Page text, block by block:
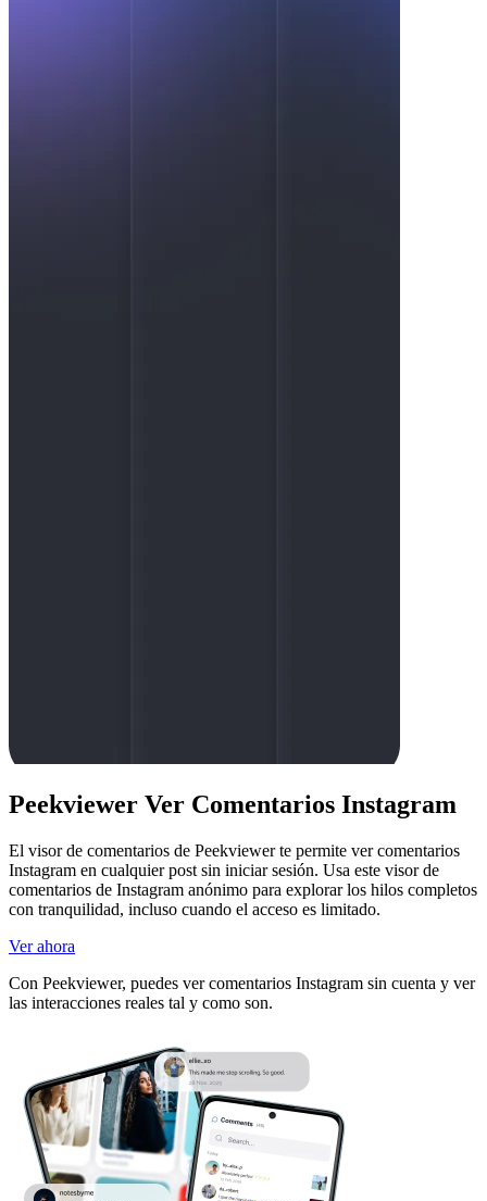
Peekviewer Ver Comentarios Instagram
El visor de comentarios de Peekviewer te permite ver comentarios
Instagram en cualquier post sin iniciar sesión. Usa este visor de
comentarios de Instagram anónimo para explorar los hilos completos
con tranquilidad, incluso cuando el acceso es limitado.
Ver ahora
Con Peekviewer, puedes ver comentarios Instagram sin cuenta y ver
las interacciones reales tal y como son.